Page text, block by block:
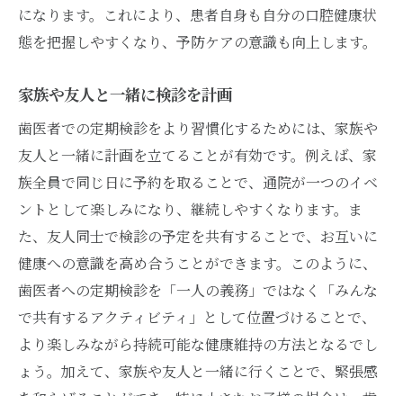
になります。これにより、患者自身も自分の口腔健康状
態を把握しやすくなり、予防ケアの意識も向上します。
家族や友人と一緒に検診を計画
歯医者での定期検診をより習慣化するためには、家族や
友人と一緒に計画を立てることが有効です。例えば、家
族全員で同じ日に予約を取ることで、通院が一つのイベ
ントとして楽しみになり、継続しやすくなります。ま
た、友人同士で検診の予定を共有することで、お互いに
健康への意識を高め合うことができます。このように、
歯医者への定期検診を「一人の義務」ではなく「みんな
で共有するアクティビティ」として位置づけることで、
より楽しみながら持続可能な健康維持の方法となるでし
ょう。加えて、家族や友人と一緒に行くことで、緊張感